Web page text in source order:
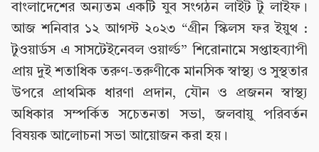
বাংলাদেশের অন্যতম একটি যুব সংগঠন লাইট টু লাইফ।
আজ শনিবার ১২ আগস্ট ২০২৩ “গ্রীন স্কিলস ফর ইয়ুথ :
টুওয়ার্ডস এ সাসটেইনেবল ওয়ার্ল্ড” শিরোনামে সপ্তাহব্যাপী
প্রায় দুই শতাধিক তরুণ-তরুণীকে মানসিক স্বাস্থ্য ও সুস্থতার
উপরে প্রাথমিক ধারণা প্রদান, যৌন ও প্রজনন স্বাস্থ্য
অধিকার সম্পর্কিত সচেতনতা সভা, জলবায়ু পরিবর্তন
বিষয়ক আলোচনা সভা আয়োজন করা হয়।